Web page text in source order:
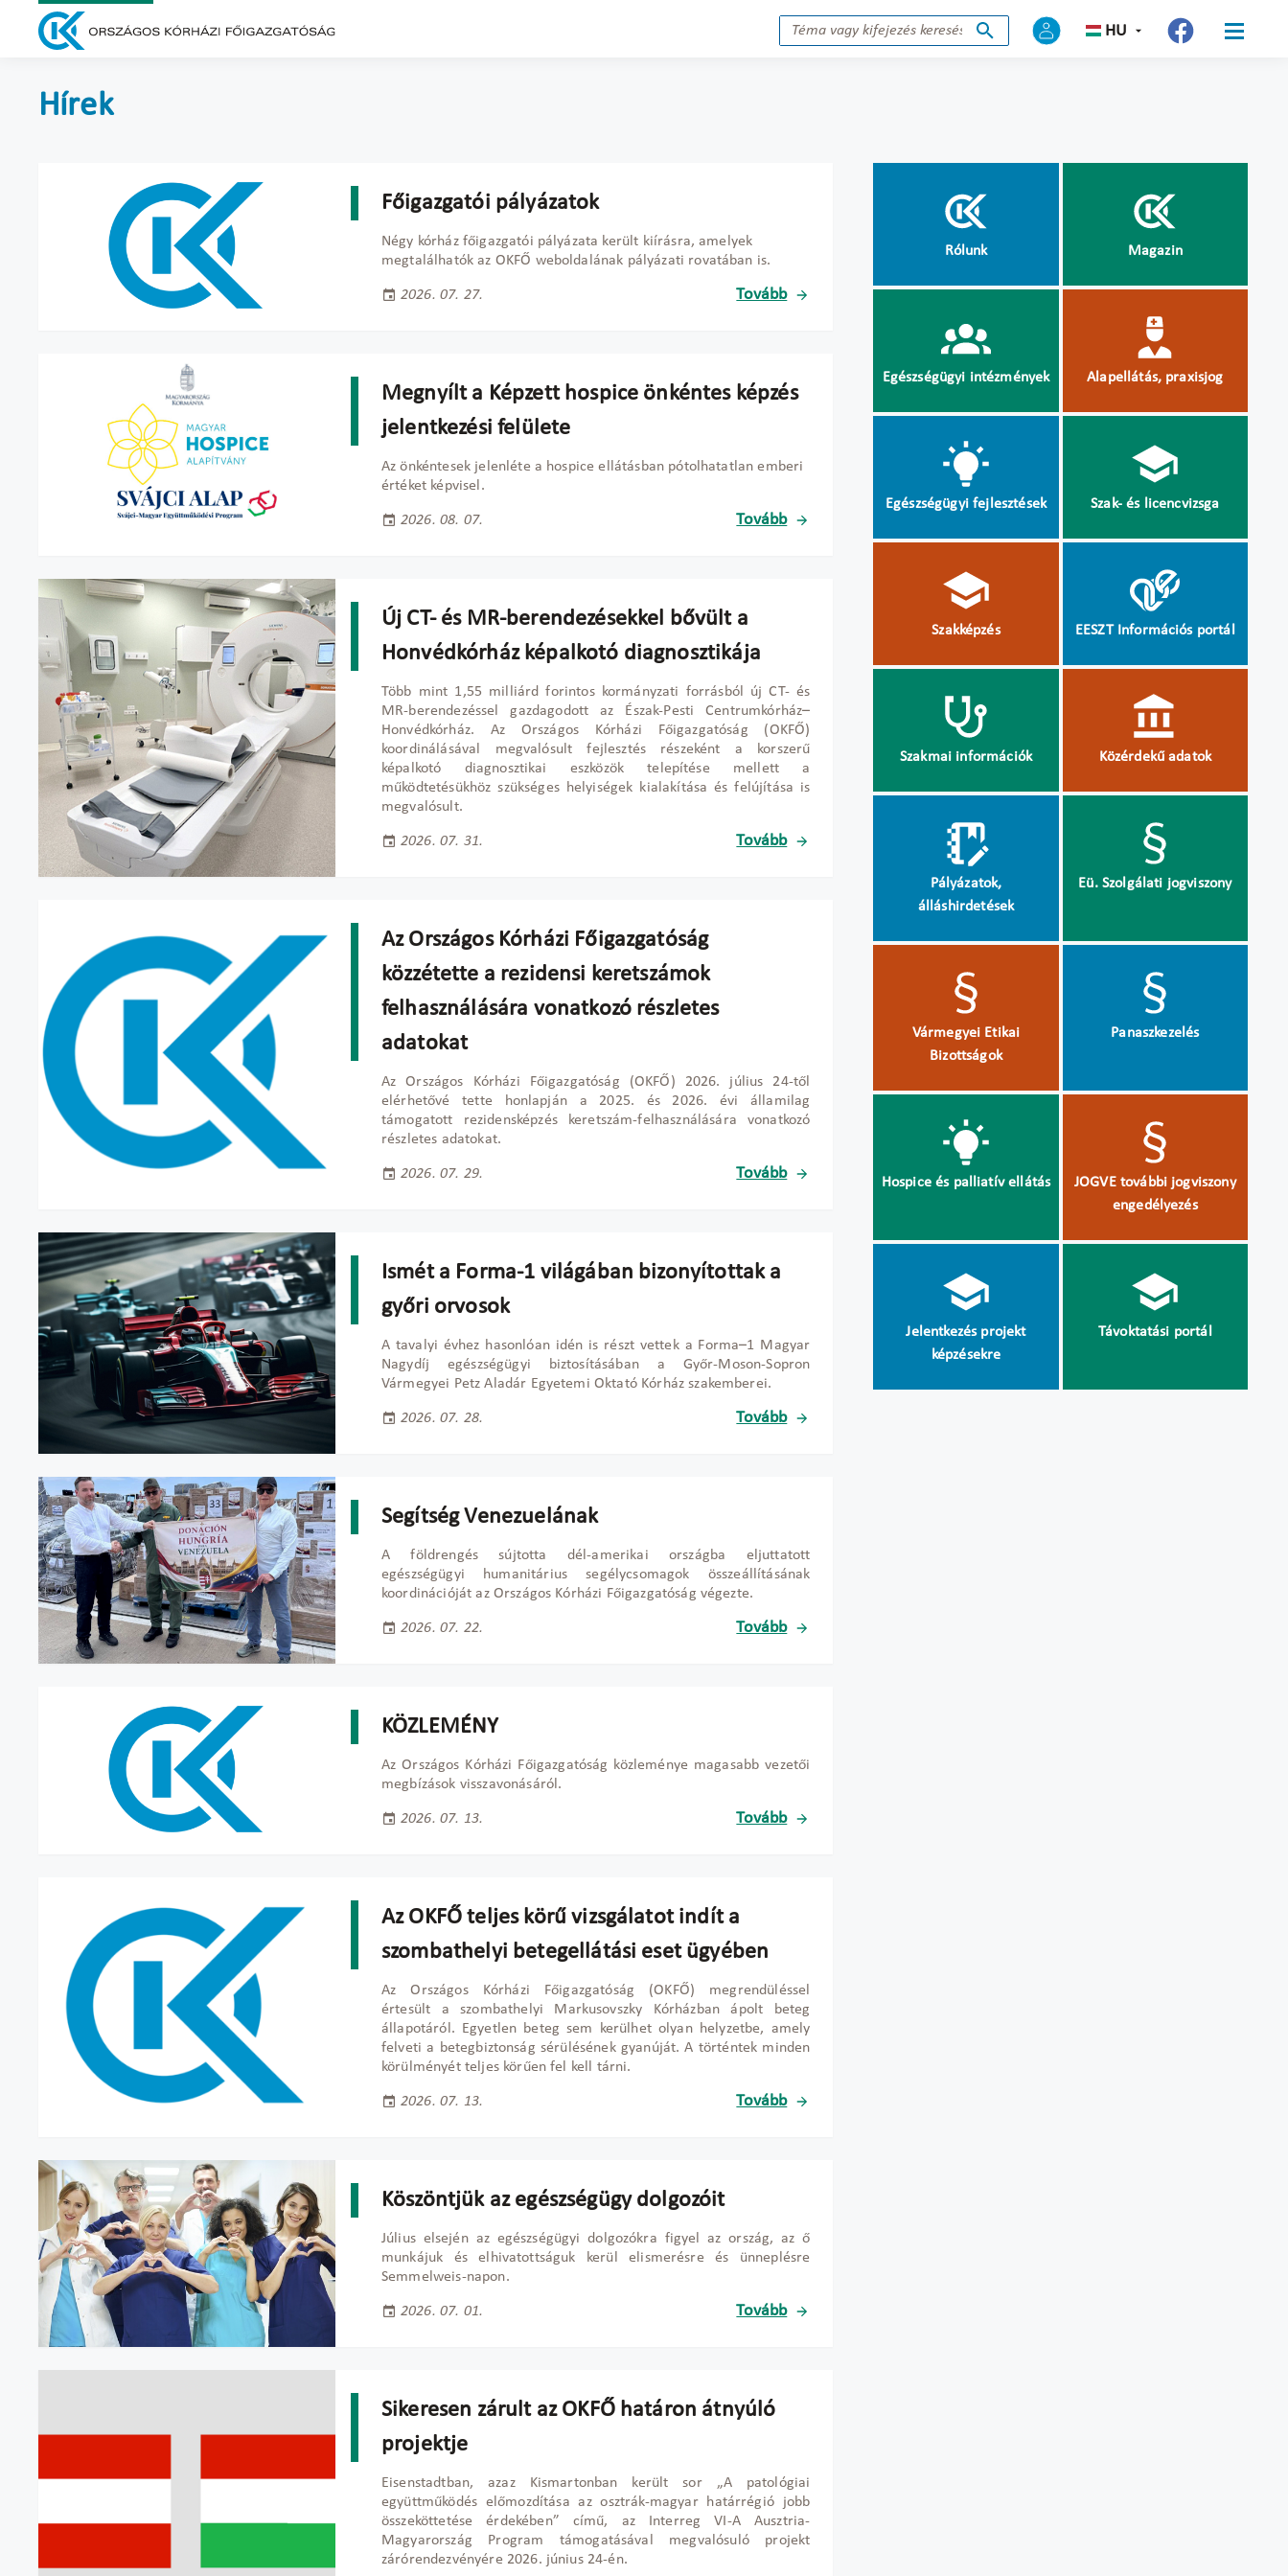
HU
Hírek
Főigazgatói pályázatok
Négy kórház főigazgatói pályázata került kiírásra, amelyek
megtalálhatók az OKFŐ weboldalának pályázati rovatában is.
2026. 07. 27. Tovább
Megnyílt a Képzett hospice önkéntes képzés
jelentkezési felülete
Az önkéntesek jelenléte a hospice ellátásban pótolhatatlan emberi
értéket képvisel.
2026. 08. 07. Tovább
Új CT- és MR-berendezésekkel bővült a
Honvédkórház képalkotó diagnosztikája
Több mint 1,55 milliárd forintos kormányzati forrásból új CT- és
MR-berendezéssel gazdagodott az Észak-Pesti Centrumkórház–
Honvédkórház. Az Országos Kórházi Főigazgatóság (OKFŐ)
koordinálásával megvalósult fejlesztés részeként a korszerű
képalkotó diagnosztikai eszközök telepítése mellett a
működtetésükhöz szükséges helyiségek kialakítása és felújítása is
megvalósult.
2026. 07. 31. Tovább
Az Országos Kórházi Főigazgatóság
közzétette a rezidensi keretszámok
felhasználására vonatkozó részletes
adatokat
Az Országos Kórházi Főigazgatóság (OKFŐ) 2026. július 24-től
elérhetővé tette honlapján a 2025. és 2026. évi államilag
támogatott rezidensképzés keretszám-felhasználására vonatkozó
részletes adatokat.
2026. 07. 29. Tovább
Ismét a Forma-1 világában bizonyítottak a
győri orvosok
A tavalyi évhez hasonlóan idén is részt vettek a Forma–1 Magyar
Nagydíj egészségügyi biztosításában a Győr-Moson-Sopron
Vármegyei Petz Aladár Egyetemi Oktató Kórház szakemberei.
2026. 07. 28. Tovább
Segítség Venezuelának
A földrengés sújtotta dél-amerikai országba eljuttatott
egészségügyi humanitárius segélycsomagok összeállításának
koordinációját az Országos Kórházi Főigazgatóság végezte.
2026. 07. 22. Tovább
KÖZLEMÉNY
Az Országos Kórházi Főigazgatóság közleménye magasabb vezetői
megbízások visszavonásáról.
2026. 07. 13. Tovább
Az OKFŐ teljes körű vizsgálatot indít a
szombathelyi betegellátási eset ügyében
Az Országos Kórházi Főigazgatóság (OKFŐ) megrendüléssel
értesült a szombathelyi Markusovszky Kórházban ápolt beteg
állapotáról. Egyetlen beteg sem kerülhet olyan helyzetbe, amely
felveti a betegbiztonság sérülésének gyanúját. A történtek minden
körülményét teljes körűen fel kell tárni.
2026. 07. 13. Tovább
Köszöntjük az egészségügy dolgozóit
Július elsején az egészségügyi dolgozókra figyel az ország, az ő
munkájuk és elhivatottságuk kerül elismerésre és ünneplésre
Semmelweis-napon.
2026. 07. 01. Tovább
Sikeresen zárult az OKFŐ határon átnyúló
projektje
Eisenstadtban, azaz Kismartonban került sor „A patológiai
együttműködés előmozdítása az osztrák-magyar határrégió jobb
összeköttetése érdekében” című, az Interreg VI-A Ausztria-
Magyarország Program támogatásával megvalósuló projekt
zárórendezvényére 2026. június 24-én.
Rólunk Magazin
Egészségügyi intézmények Alapellátás, praxisjog
Egészségügyi fejlesztések Szak- és licencvizsga
Szakképzés EESZT Információs portál
Szakmai információk Közérdekű adatok
Pályázatok,
álláshirdetések
Eü. Szolgálati jogviszony
Vármegyei Etikai
Bizottságok
Panaszkezelés
Hospice és palliatív ellátás
JOGVE további jogviszony
engedélyezés
Jelentkezés projekt
képzésekre
Távoktatási portál